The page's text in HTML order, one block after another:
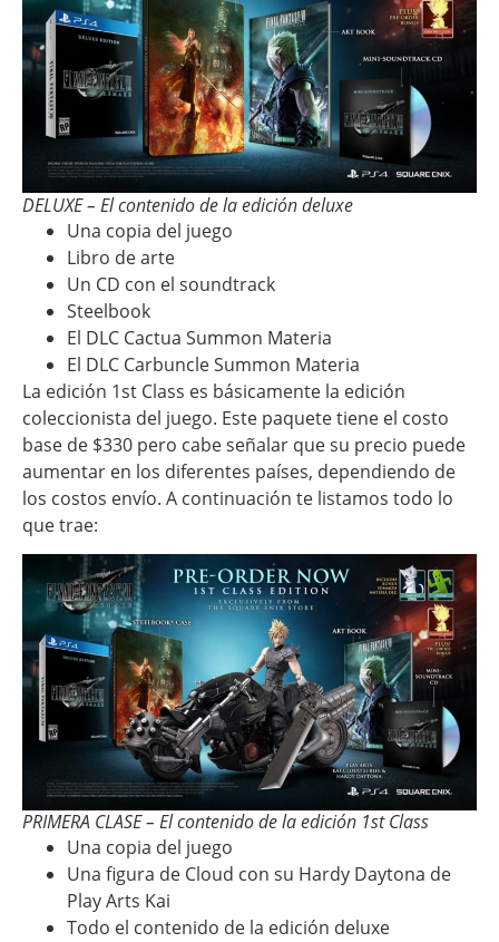
DELUXE – El contenido de la edición deluxe
Una copia del juego
Libro de arte
Un CD con el soundtrack
Steelbook
El DLC Cactua Summon Materia
El DLC Carbuncle Summon Materia
La edición 1st Class es básicamente la edición
coleccionista del juego. Este paquete tiene el costo
base de $330 pero cabe señalar que su precio puede
aumentar en los diferentes países, dependiendo de
los costos envío. A continuación te listamos todo lo
que trae:
PRIMERA CLASE – El contenido de la edición 1st Class
Una copia del juego
Una figura de Cloud con su Hardy Daytona de
Play Arts Kai
Todo el contenido de la edición deluxe